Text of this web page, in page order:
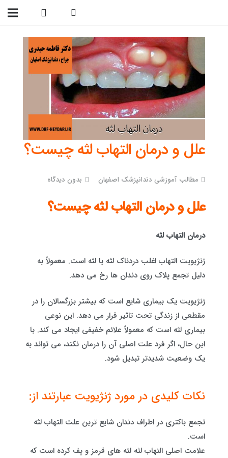
علل و درمان التهاب لثه چیست؟
مطالب آموزشی دندانپزشک اصفهان بدون دیدگاه
علل و درمان التهاب لثه چیست؟
درمان التهاب لثه
ژنژیویت التهاب اغلب دردناک لثه یا لثه است. معمولاً به
دلیل تجمع پلاک روی دندان ها رخ می دهد.
ژنژیویت یک بیماری شایع است که بیشتر بزرگسالان را در
مقطعی از زندگی تحت تاثیر قرار می دهد. این نوعی
بیماری لثه است که معمولاً علائم خفیفی ایجاد می کند. با
این حال، اگر فرد علت اصلی آن را درمان نکند، می تواند به
یک وضعیت شدیدتر تبدیل شود.
نکات کلیدی در مورد ژنژیویت عبارتند از:
تجمع باکتری در اطراف دندان شایع ترین علت التهاب لثه
است.
علامت اصلی التهاب لثه لثه های قرمز و پف کرده است که